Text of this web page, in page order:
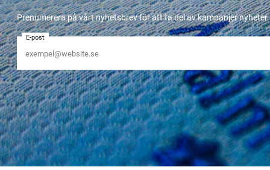
Prenumerera på vårt nyhetsbrev för att ta del av kampanjer
E-post